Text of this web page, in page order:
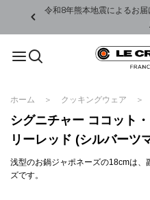
令和8年熊本地震によるお
ホーム クッキングウェア
シグニチャー ココット
リーレッド (シルバーツ
浅型のお鍋ジャポネーズの18cmは、
ズです。